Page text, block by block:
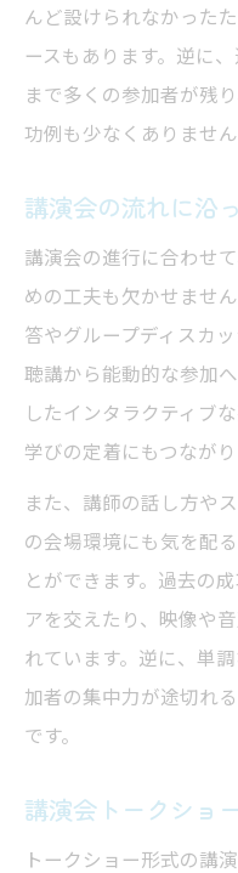
んど設けられなかった
ースもあります。逆に
まで多くの参加者が残
功例も少なくありません
講演会の流れに沿
講演会の進行に合わせ
めの工夫も欠かせませ
答やグループディスカ
聴講から能動的な参加
したインタラクティブ
学びの定着にもつながり
また、講師の話し方や
の会場環境にも気を配
とができます。過去の
アを交えたり、映像や
れています。逆に、単
加者の集中力が途切れ
です。
講演会トークショ
トークショー形式の講